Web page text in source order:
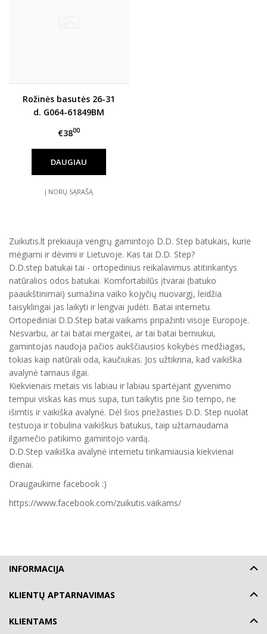
Rožinės basutės 26-31
d. G064-61849BM
€3800
DAUGIAU
Į NORŲ SĄRAŠĄ
Zuikutis.lt prekiauja vengrų gamintojo D.D. Step batukais, kurie
mėgiami ir dėvimi ir Lietuvoje. Kas tai D.D. Step?
D.D.step batukai tai - ortopedinius reikalavimus atitinkantys
natūralios odos batukai. Komfortabilūs įtvarai (batuko
paaukštinimai) sumažina vaiko kojyčių nuovargį, leidžia
taisyklingai jas laikyti ir lengvai judėti. Batai internetu.
Ortopediniai D.D.Step batai vaikams pripažinti visoje Europoje.
Nesvarbu, ar tai batai mergaitei, ar tai batai berniukui,
gamintojas naudoja pačios aukščiausios kokybės medžiagas,
tokias kaip natūrali oda, kaučiukas. Jos užtikrina, kad vaikiška
avalynė tarnaus ilgai.
Kiekvienais metais vis labiau ir labiau spartėjant gyvenimo
tempui viskas kas mus supa, turi taikytis prie šio tempo, ne
išimtis ir vaikiška avalynė. Dėl šios priežasties D.D. Step nuolat
testuoja ir tobulina vaikiškus batukus, taip užtarnaudama
ilgamečio patikimo gamintojo vardą.
D.D.Step vaikiška avalynė internetu tinkamiausia kiekvienai
dienai.
Draugaukime facebook :)
https://www.facebook.com/zuikutis.vaikams/
INFORMACIJA
KLIENTŲ APTARNAVIMAS
KLIENTAMS